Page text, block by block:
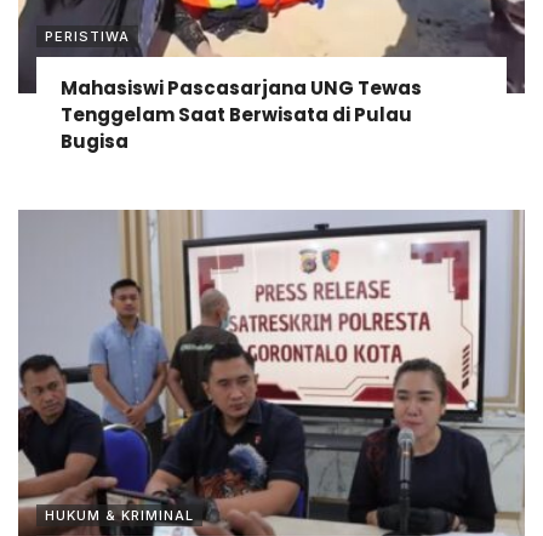
PERISTIWA
Mahasiswi Pascasarjana UNG Tewas
Tenggelam Saat Berwisata di Pulau
Bugisa
HUKUM & KRIMINAL